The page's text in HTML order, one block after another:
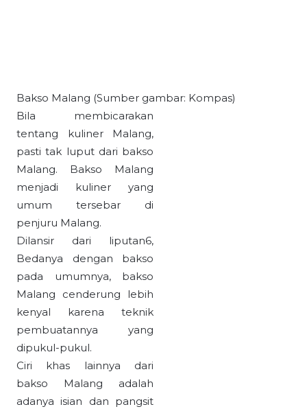
Bakso Malang (Sumber gambar: Kompas)
Bila membicarakan
tentang kuliner Malang,
pasti tak luput dari bakso
Malang. Bakso Malang
menjadi kuliner yang
umum tersebar di
penjuru Malang.
Dilansir dari liputan6,
Bedanya dengan bakso
pada umumnya, bakso
Malang cenderung lebih
kenyal karena teknik
pembuatannya yang
dipukul-pukul.
Ciri khas lainnya dari
bakso Malang adalah
adanya isian dan pangsit